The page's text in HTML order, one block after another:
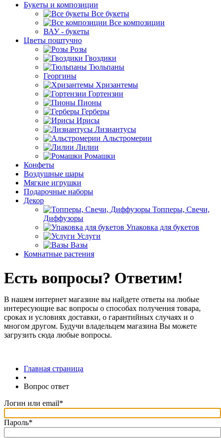
Букеты и композиции
Все букеты
Все композиции
ВАУ - букеты
Цветы поштучно
Розы
Гвоздики
Тюльпаны
Георгины
Хризантемы
Гортензии
Пионы
Герберы
Ирисы
Лизиантусы
Альстромерии
Лилии
Ромашки
Конфеты
Воздушные шары
Мягкие игрушки
Подарочные наборы
Декор
Топперы, Свечи,
Диффузоры
Упаковка для букетов
Услуги
Вазы
Комнатные растения
Есть вопросы? Ответим!
В нашем интернет магазине вы найдете ответы на любые
интересующие вас вопросы о способах получения товара,
сроках и условиях доставки, о гарантийных случаях и о
многом другом. Будучи владельцем магазина Вы можете
загрузить сюда любые вопросы.
Главная страница
•
Вопрос ответ
Логин или email*
Пароль*